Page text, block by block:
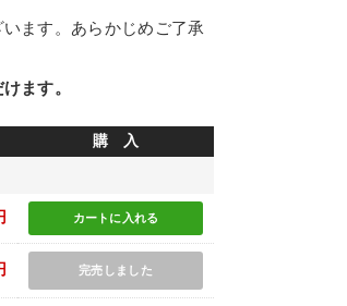
ます。あらかじめご了承
ます。
購 入
カートに 入れる
完売しました